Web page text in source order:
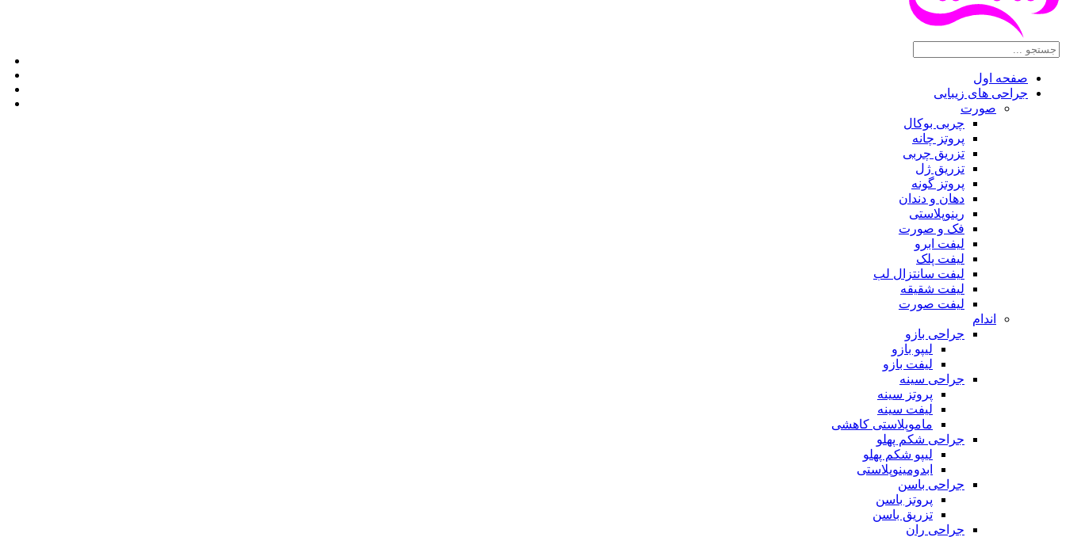
صفحه اول
جراحی های زیبایی
صورت
چربی بوکال
پروتز چانه
تزریق چربی
تزریق ژل
پروتز گونه
دهان و دندان
رینوپلاستی
فک و صورت
لیفت ابرو
لیفت پلک
لیفت سانتزال لب
لیفت شقیقه
لیفت صورت
اندام
جراحی بازو
لیپو بازو
لیفت بازو
جراحی سینه
پروتز سینه
لیفت سینه
ماموپلاستی کاهشی
جراحی شکم پهلو
لیپو شکم پهلو
ابدومینوپلاستی
جراحی باسن
پروتز باسن
تزریق باسن
جراحی ران